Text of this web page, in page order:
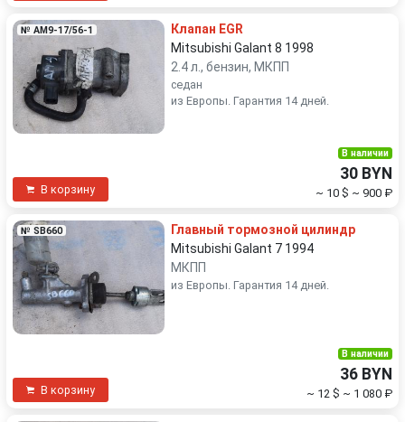
№ AM9-17/56-1
Клапан EGR
Mitsubishi Galant 8 1998
2.4 л., бензин, МКПП
седан
из Европы. Гарантия 14 дней.
В корзину
В наличии
30 BYN
~ 10 $ ~ 900 ₽
№ SB660
Главный тормозной цилиндр
Mitsubishi Galant 7 1994
МКПП
из Европы. Гарантия 14 дней.
В корзину
В наличии
36 BYN
~ 12 $ ~ 1 080 ₽